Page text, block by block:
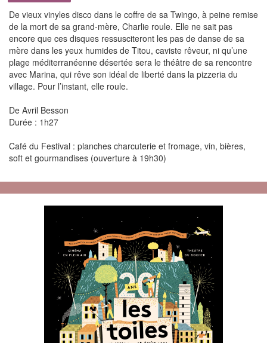
De vieux vinyles disco dans le coffre de sa Twingo, à peine remise
de la mort de sa grand-mère, Charlie roule. Elle ne sait pas
encore que ces disques ressusciteront les pas de danse de sa
mère dans les yeux humides de Titou, caviste rêveur, ni qu’une
plage méditerranéenne désertée sera le théâtre de sa rencontre
avec Marina, qui rêve son idéal de liberté dans la pizzeria du
village. Pour l’instant, elle roule.
De Avril Besson
Durée : 1h27
Café du Festival : planches charcuterie et fromage, vin, bières,
soft et gourmandises (ouverture à 19h30)